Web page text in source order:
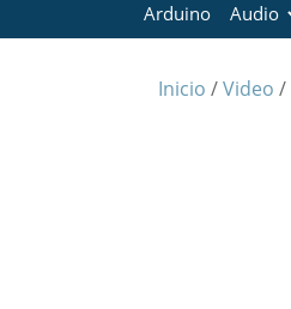
Arduino Audio
Inicio /Video /